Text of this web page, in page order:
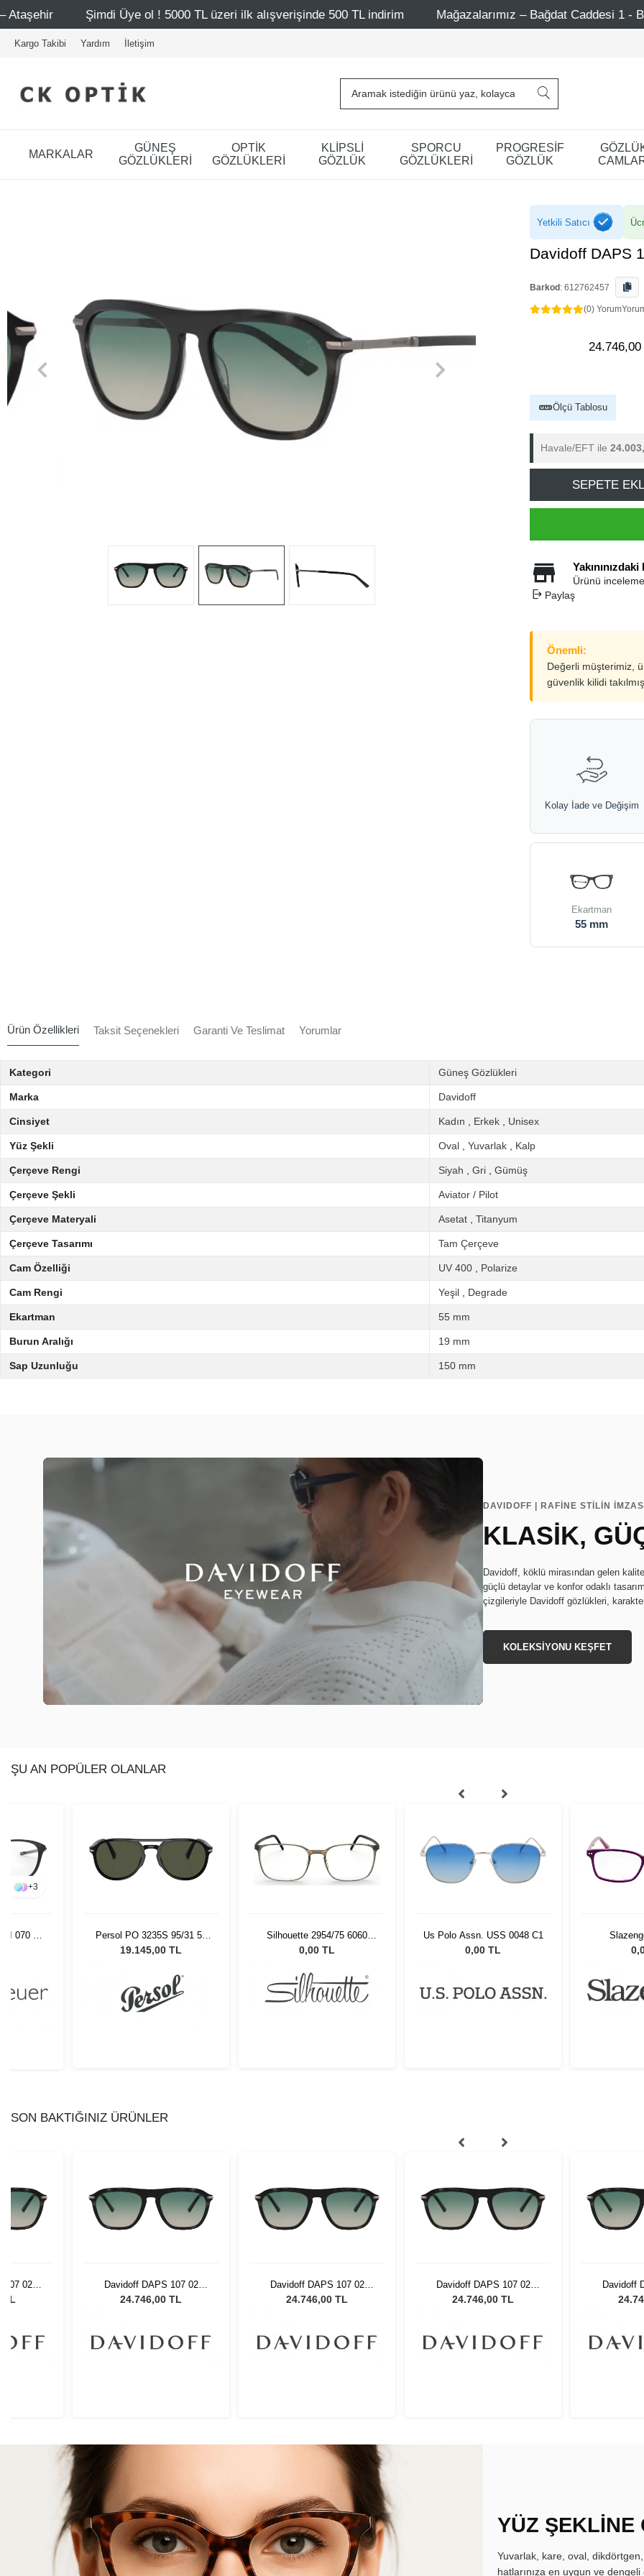
Üye ol ! 5000 TL üzeri ilk alışverişinde 500 TL indirim Mağazalarımız – Bağdat Caddesi 1 - Bağdat Caddesi 2 -
Kargo Takibi Yardım İletişim
MARKALAR
GÜNEŞ
GÖZLÜKLERİ
OPTİK
GÖZLÜKLERİ
KLİPSLİ
GÖZLÜK
SPORCU
GÖZLÜKLERİ
PROGRESİF
GÖZLÜK
Yetkili Satıcı
Davidoff DAPS
Barkod : 612762457
(0) Yorum
24.746,00
Ölçü Tablosu
Havale/EFT ile
SEPETE
Ürünü
Paylaş
Önemli:
Değerli müşterimiz,
güvenlik kilidi
Kolay İade ve Değişim
Ekartman
55 mm
Ürün Özellikleri Taksit Seçenekleri Garanti Ve Teslimat Yorumlar
Kategori Güneş Gözlükleri
Marka Davidoff
Cinsiyet Kadın Erkek Unisex
Yüz Şekli Oval Yuvarlak Kalp
Çerçeve Rengi Siyah Gri Gümüş
Çerçeve Şekli Aviator / Pilot
Çerçeve Materyali Asetat Titanyum
Çerçeve Tasarımı Tam Çerçeve
Cam Özelliği UV 400 Polarize
Cam Rengi Yeşil Degrade
Ekartman 55 mm
Burun Aralığı 19 mm
Sap Uzunluğu 150 mm
DAVIDOFF | RAFİNE STİLİN
KLASİK,
Davidoff, köklü mirasından gelen
güçlü detaylar ve konfor odaklı
çizgileriyle Davidoff gözlükleri,
KOLEKSİYONU KEŞFET
ŞU AN POPÜLER OLANLAR
95/31 55
Silhouette 2954/75 6060
52/19
0,00 TL
Us Polo Assn. USS 0048 C1
0,00 TL
Slazenger 8822 C3
0,00 TL
Prada
SON BAKTIĞINIZ ÜRÜNLER
107 02
TL
Davidoff DAPS 107 02
Unisex Güneş Gözlüğü
24.746,00 TL
Davidoff DAPS 107 02
Unisex Güneş Gözlüğü
24.746,00 TL
Davidoff DAPS 107 02
Unisex Güneş Gözlüğü
24.746,00 TL
Davidoff
Unisex
YÜZ ŞEKLİNE
Yuvarlak, kare, oval,
hatlarınıza en uygun ve